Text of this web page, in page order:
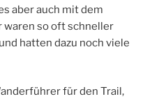
aber auch mit dem
so oft schneller
hatten dazu noch viele
für den Trail,